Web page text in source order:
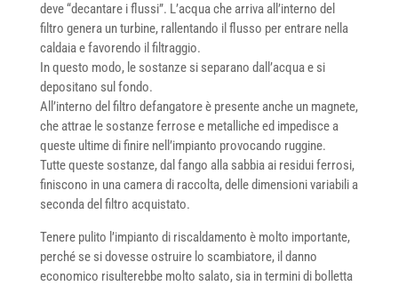
deve “decantare i flussi”. L’acqua che arriva all’interno del
filtro genera un turbine, rallentando il flusso per entrare nella
caldaia e favorendo il filtraggio.
In questo modo, le sostanze si separano dall’acqua e si
depositano sul fondo.
All’interno del filtro defangatore è presente anche un magnete,
che attrae le sostanze ferrose e metalliche ed impedisce a
queste ultime di finire nell’impianto provocando ruggine.
Tutte queste sostanze, dal fango alla sabbia ai residui ferrosi,
finiscono in una camera di raccolta, delle dimensioni variabili a
seconda del filtro acquistato.
Tenere pulito l’impianto di riscaldamento è molto importante,
perché se si dovesse ostruire lo scambiatore, il danno
economico risulterebbe molto salato, sia in termini di bolletta